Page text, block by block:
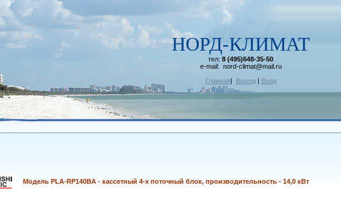
НОРД-КЛИМАТ
тел: 8 (495)648-35-50
e-mail: nord-climat@mail.ru
Главная| Выход| Вход
Модель PLA-RP140BA - кассетный 4-х поточный блок, производительность - 14,0 кВт